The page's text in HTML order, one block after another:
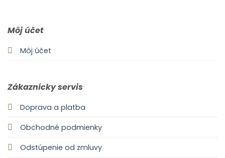
Môj účet
Môj účet
Zákaznícky servis
Doprava a platba
Obchodné podmienky
Odstúpenie od zmluvy